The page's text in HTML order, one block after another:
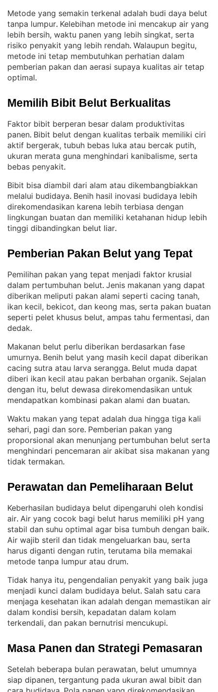
Metode yang semakin terkenal adalah budi daya belut
tanpa lumpur. Kelebihan metode ini mencakup air yang
lebih bersih, waktu panen yang lebih singkat, serta
risiko penyakit yang lebih rendah. Walaupun begitu,
metode ini tetap membutuhkan perhatian dalam
pemberian pakan dan aerasi supaya kualitas air tetap
optimal.
Memilih Bibit Belut Berkualitas
Faktor bibit berperan besar dalam produktivitas
panen. Bibit belut dengan kualitas terbaik memiliki ciri
aktif bergerak, tubuh bebas luka atau bercak putih,
ukuran merata guna menghindari kanibalisme, serta
bebas penyakit.
Bibit bisa diambil dari alam atau dikembangbiakkan
melalui budidaya. Benih hasil inovasi budidaya lebih
direkomendasikan karena lebih terbiasa dengan
lingkungan buatan dan memiliki ketahanan hidup lebih
tinggi dibandingkan belut liar.
Pemberian Pakan Belut yang Tepat
Pemilihan pakan yang tepat menjadi faktor krusial
dalam pertumbuhan belut. Jenis makanan yang dapat
diberikan meliputi pakan alami seperti cacing tanah,
ikan kecil, bekicot, dan keong mas, serta pakan buatan
seperti pelet khusus belut, ampas tahu fermentasi, dan
dedak.
Makanan belut perlu diberikan berdasarkan fase
umurnya. Benih belut yang masih kecil dapat diberikan
cacing sutra atau larva serangga. Belut muda dapat
diberi ikan kecil atau pakan berbahan organik. Sejalan
dengan itu, belut dewasa direkomendasikan untuk
mendapatkan kombinasi pakan alami dan buatan.
Waktu makan yang tepat adalah dua hingga tiga kali
sehari, pagi dan sore. Pemberian pakan yang
proporsional akan menunjang pertumbuhan belut serta
menghindari pencemaran air akibat sisa makanan yang
tidak termakan.
Perawatan dan Pemeliharaan Belut
Keberhasilan budidaya belut dipengaruhi oleh kondisi
air. Air yang cocok bagi belut harus memiliki pH yang
stabil dan suhu optimal agar bisa tumbuh dengan baik
Air wajib steril dan tidak mengeluarkan bau, serta
harus diganti dengan rutin, terutama bila memakai
metode tanpa lumpur atau drum.
Tidak hanya itu, pengendalian penyakit yang baik juga
menjadi kunci dalam budidaya belut. Salah satu cara
menjaga kesehatan ikan adalah dengan memastikan air
dalam kondisi bersih, kepadatan dalam kolam
terkendali, dan pakan bernutrisi mencukupi.
Masa Panen dan Strategi Pemasaran
Setelah beberapa bulan perawatan, belut umumnya
siap dipanen, tergantung pada ukuran awal bibit dan